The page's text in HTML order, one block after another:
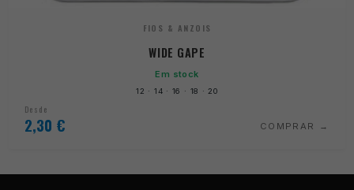
FIOS & ANZOIS
WIDE GAPE
Em stock
12 · 14 · 16 · 18 · 20
Desde
2,30 € COMPRAR